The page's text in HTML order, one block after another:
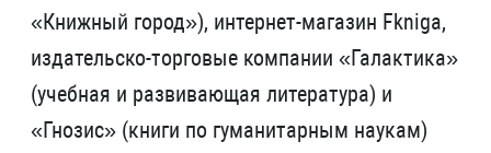
«Книжный город»), интернет-магазин Fkniga,
издательско-торговые компании «Галактика»
(учебная и развивающая литература) и
«Гнозис» (книги по гуманитарным наукам)